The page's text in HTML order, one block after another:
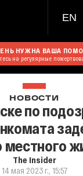
EN
НУЖНА ВАША
на регулярные
НОВОСТИ
по
местного
The Insider
14 мая 2023 г., 15:57